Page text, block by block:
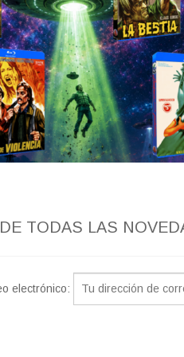
TODAS LAS
electrónico: